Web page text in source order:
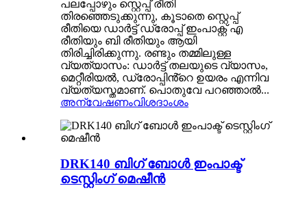
പലപ്പോഴും സ്റ്റെപ്പ് രീതി
തിരഞ്ഞെടുക്കുന്നു, കൂടാതെ സ്റ്റെപ്പ്
രീതിയെ ഡാർട്ട് ഡ്രോപ്പ് ഇംപാക്റ്റ് എ
രീതിയും ബി രീതിയും ആയി
തിരിച്ചിരിക്കുന്നു. രണ്ടും തമ്മിലുള്ള
വ്യത്യാസം: ഡാർട്ട് തലയുടെ വ്യാസം,
മെറ്റീരിയൽ, ഡ്രോപ്പിൻ്റെ ഉയരം എന്നിവ
വ്യത്യസ്തമാണ്. പൊതുവേ പറഞ്ഞാൽ...
അന്വേഷണംവിശദാംശം
DRK140 ബിഗ് ബോൾ ഇംപാക്ട്
ടെസ്റ്റിംഗ് മെഷീൻ